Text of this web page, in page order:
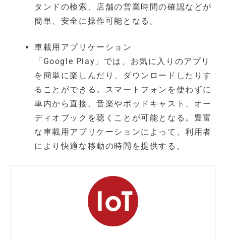
タンドの検索、店舗の営業時間の確認などが
簡単、安全に操作可能となる。
車載用アプリケーション
「Google Play」では、お気に入りのアプリ
を簡単に楽しんだり、ダウンロードしたりす
ることができる。スマートフォンを使わずに
車内から直接、音楽やポッドキャスト、オー
ディオブックを聴くことが可能となる。豊富
な車載用アプリケーションによって、利用者
により快適な移動の時間を提供する。